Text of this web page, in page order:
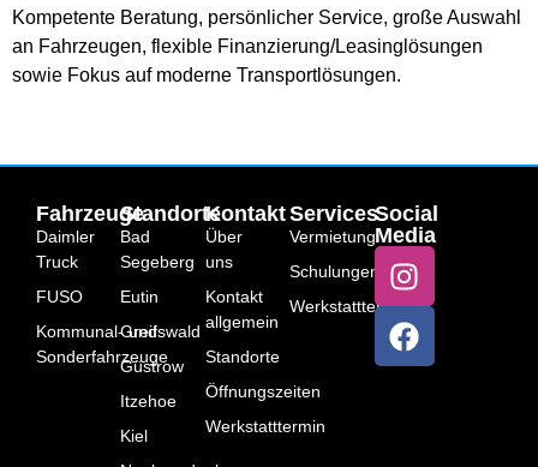
Kompetente Beratung, persönlicher Service, große Auswahl
an Fahrzeugen, flexible Finanzierung/Leasinglösungen
sowie Fokus auf moderne Transportlösungen.
Fahrzeuge
Daimler
Truck
FUSO
Kommunal- und
Sonderfahrzeuge
Standorte
Bad
Segeberg
Eutin
Greifswald
Güstrow
Itzehoe
Kiel
Kontakt
Über
uns
Kontakt
allgemein
Standorte
Öffnungszeiten
Werkstatttermin
Services
Vermietung
Schulungen
Werkstatttermin
Social
Media